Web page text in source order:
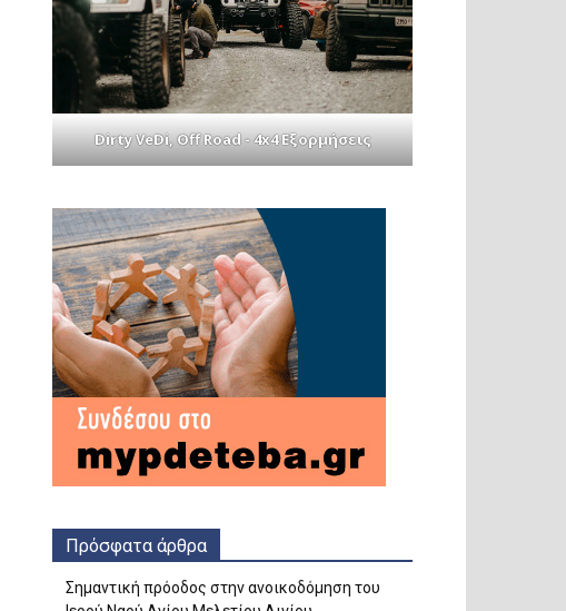
Dirty VeDi, Off Road - 4x4 Εξορμήσεις
Πρόσφατα άρθρα
Σημαντική πρόοδος στην ανοικοδόμηση του